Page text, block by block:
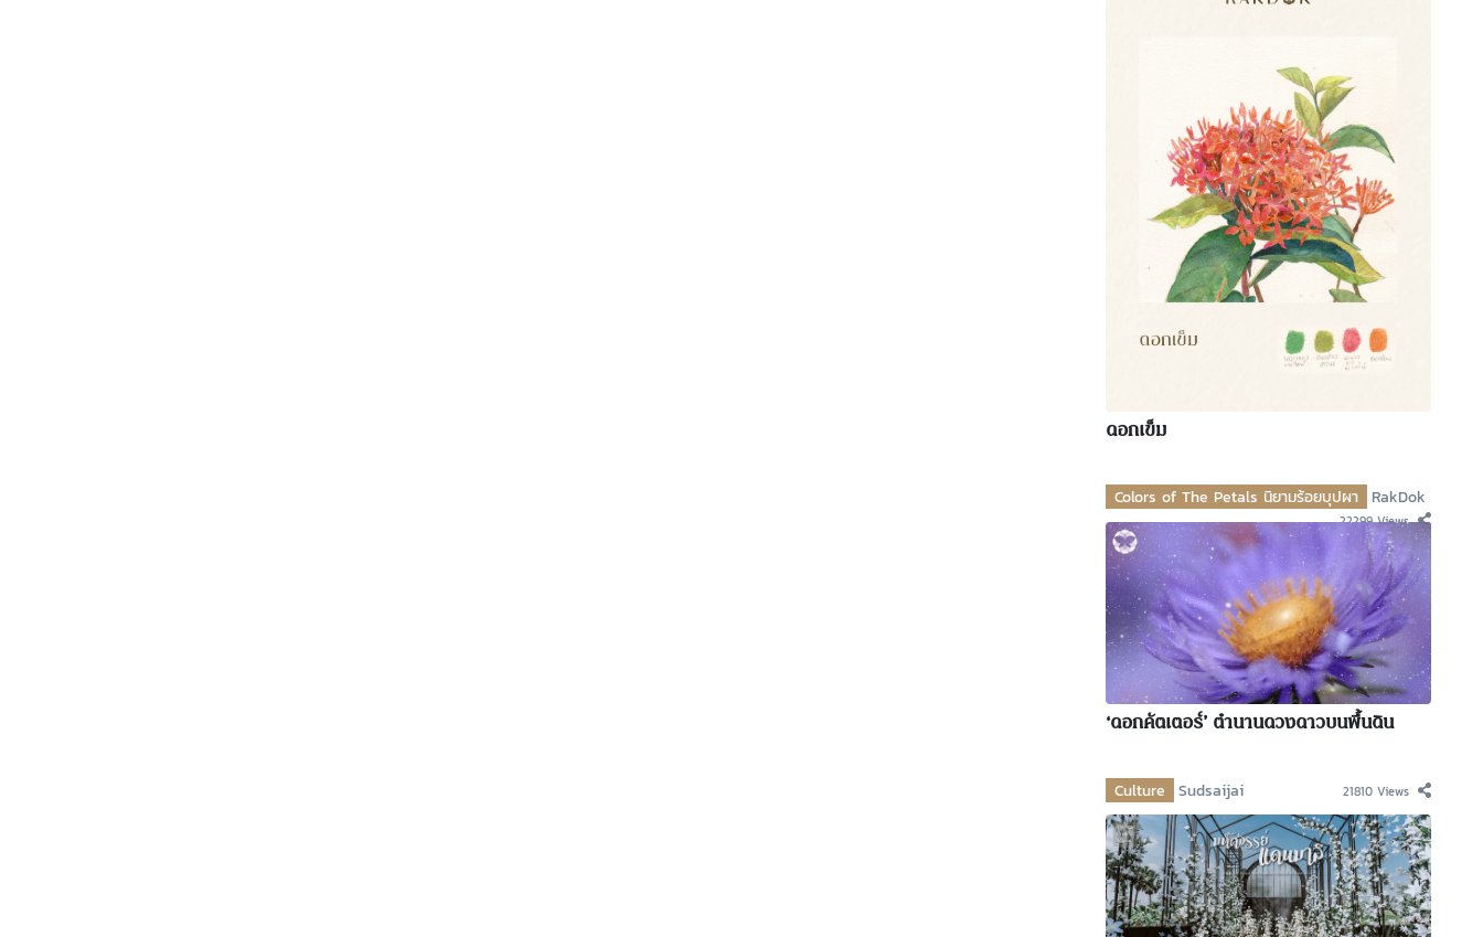
ดอกเข็ม
Colors of The Petals นิยามร้อยบุปผา RakDok
22299 Views
‘ดอกคัตเตอร์’ ตำนานดวงดาวบนพื้นดิน
Culture Sudsaijai 21810 Views